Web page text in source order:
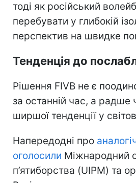
тоді як російський
перебувати у глибокій
перспектив на швидке
Тенденція до
Рішення FIVB не є
за останній час, а радше
ширшої тенденції у
Напередодні про
оголосили Міжнародний
п’ятиборства (UIPM) та